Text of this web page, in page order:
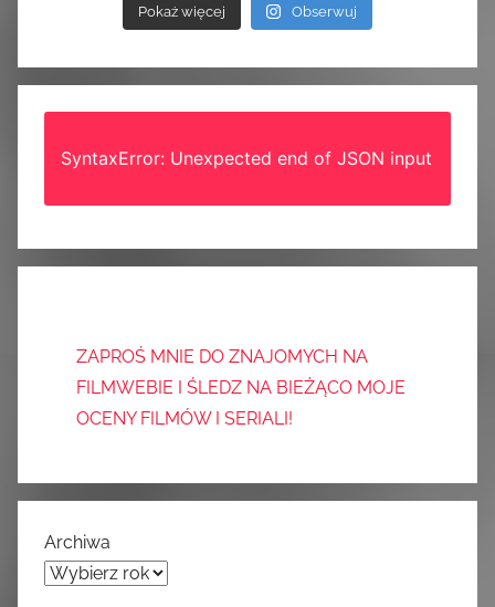
Pokaż więcej Obserwuj
SyntaxError: Unexpected end of JSON input
ZAPROŚ MNIE DO ZNAJOMYCH NA
FILMWEBIE I ŚLEDZ NA BIEŻĄCO MOJE
OCENY FILMÓW I SERIALI!
Archiwa